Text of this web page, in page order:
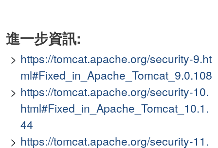
進一步資訊:
https://tomcat.apache.org/security-9.ht
ml#Fixed_in_Apache_Tomcat_9.0.108
https://tomcat.apache.org/security-10.
html#Fixed_in_Apache_Tomcat_10.1.
44
https://tomcat.apache.org/security-11.